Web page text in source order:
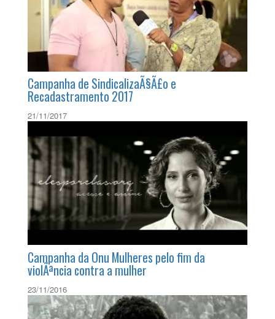
Entrevista com a Dra. BÃ¡rbara Grassini
21/03/2016
Campanha de SindicalizaÃ§Ã£o e
Recadastramento 2017
21/11/2017